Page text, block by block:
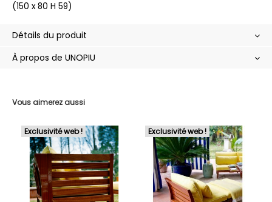
Vous aimerez aussi
Exclusivité web ! Exclusivité web !
(150 x 80 H 59)
Détails du produit
À propos de UNOPIU